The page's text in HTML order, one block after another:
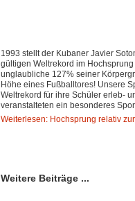
1993 stellt der Kubaner Javier
gültigen Weltrekord im
unglaubliche 127% seiner
Höhe eines Fußballtores! Unsere
Weltrekord für ihre Schüler erleb-
veranstalteten ein besonderes
Weiterlesen: Hochsprung relativ
Weitere Beiträge ...